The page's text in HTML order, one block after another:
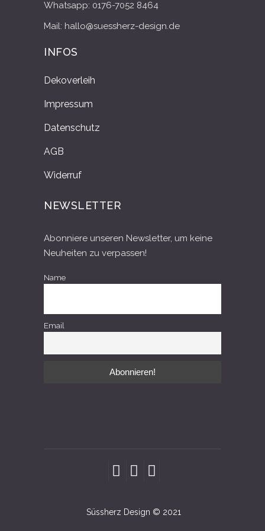
Whatsapp: 0176-7052 8464
Mail: hallo@suessherz-design.de
INFOS
Dekoverleih
Impressum
Datenschutz
AGB
Widerruf
NEWSLETTER
Abonniere unseren Newsletter, um keine
Neuheiten zu verpassen!
Name
Email
Süssherz Design © 2021